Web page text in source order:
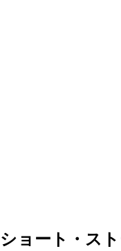
ショート・ス